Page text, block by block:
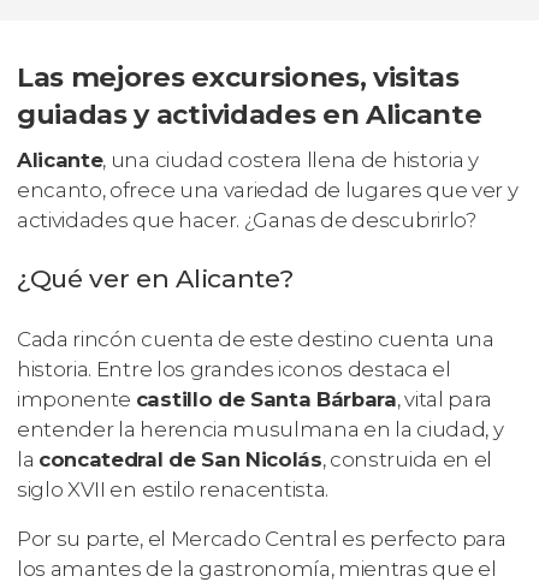
Las mejores excursiones, visitas
guiadas y actividades en Alicante
Alicante, una ciudad costera llena de historia y
encanto, ofrece una variedad de lugares que ver y
actividades que hacer. ¿Ganas de descubrirlo?
¿Qué ver en Alicante?
Cada rincón cuenta de este destino cuenta una
historia. Entre los grandes iconos destaca el
imponente castillo de Santa Bárbara, vital para
entender la herencia musulmana en la ciudad, y
la concatedral de San Nicolás, construida en el
siglo XVII en estilo renacentista.
Por su parte, el Mercado Central es perfecto para
los amantes de la gastronomía, mientras que el